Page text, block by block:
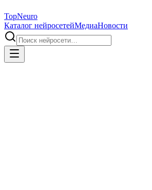
TopNeuro
Каталог нейросетейМедиаНовости